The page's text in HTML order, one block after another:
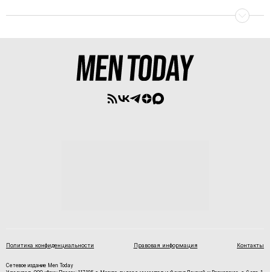
Политика конфиденциальности Правовая информация Контакты
Сетевое издание Men Today